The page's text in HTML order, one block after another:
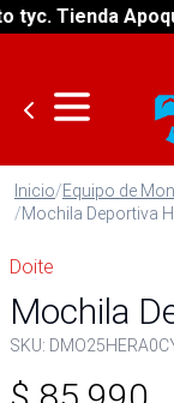
Tienda
Inicio/Equipo de
/Mochila Deportiva
Doite
Mochila
SKU: